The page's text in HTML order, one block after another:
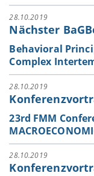
28.10.2019
Nächster
Behavioral
Complex
28.10.2019
23rd FMM
28.10.2019